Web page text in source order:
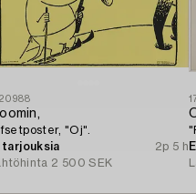
"Oj".
tarjouksia
2p 5 h
2 500 SEK